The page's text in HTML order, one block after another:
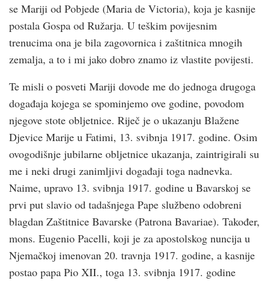
se Mariji od Pobjede (Maria de Victoria), koja je kasnije
postala Gospa od Ružarja. U teškim povijesnim
trenucima ona je bila zagovornica i zaštitnica mnogih
zemalja, a to i mi jako dobro znamo iz vlastite povijesti.
Te misli o posveti Mariji dovode me do jednoga drugoga
događaja kojega se spominjemo ove godine, povodom
njegove stote obljetnice. Riječ je o ukazanju Blažene
Djevice Marije u Fatimi, 13. svibnja 1917. godine. Osim
ovogodišnje jubilarne obljetnice ukazanja, zaintrigirali su
me i neki drugi zanimljivi događaji toga nadnevka.
Naime, upravo 13. svibnja 1917. godine u Bavarskoj se
prvi put slavio od tadašnjega Pape službeno odobreni
blagdan Zaštitnice Bavarske (Patrona Bavariae). Također,
mons. Eugenio Pacelli, koji je za apostolskog nuncija u
Njemačkoj imenovan 20. travnja 1917. godine, a kasnije
postao papa Pio XII., toga 13. svibnja 1917. godine